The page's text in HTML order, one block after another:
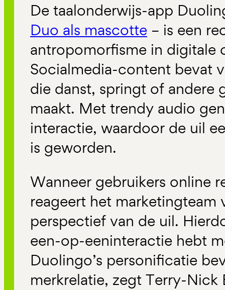
De taalonderwijs-app
Duo als mascotte – is een
antropomorfisme in digitale
Socialmedia-content bevat
die danst, springt of andere
maakt. Met trendy audio
interactie, waardoor de uil
is geworden.
Wanneer gebruikers online
reageert het
perspectief van de uil.
een-op-eeninteractie hebt
Duolingo’s personificatie
merkrelatie, zegt Terry-Nick